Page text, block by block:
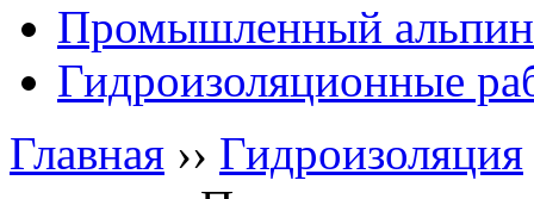
Промышленный
Гидроизоляционные
Главная ›› Гидроизоляция